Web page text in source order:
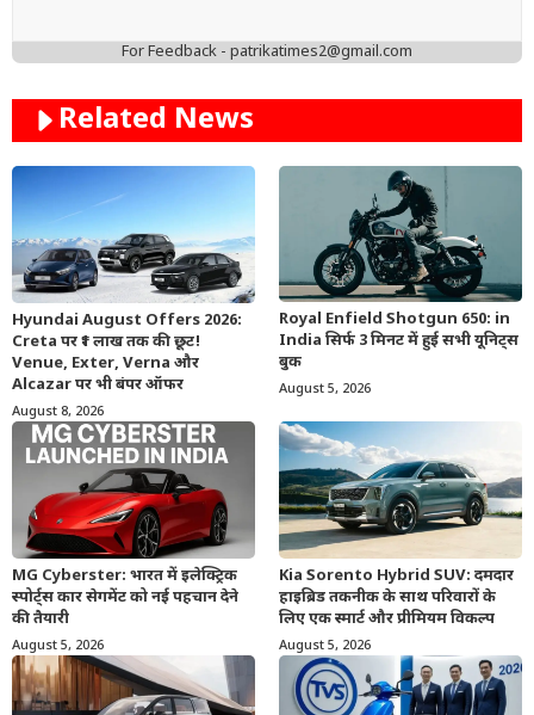
For Feedback - patrikatimes2@gmail.com
Related News
Hyundai August Offers 2026:
Creta पर ₹1 लाख तक की छूट!
Venue, Exter, Verna और
Alcazar पर भी बंपर ऑफर
August 8, 2026
Royal Enfield Shotgun 650: in
India सिर्फ 3 मिनट में हुई सभी यूनिट्स
बुक
August 5, 2026
MG Cyberster: भारत में इलेक्ट्रिक
स्पोर्ट्स कार सेगमेंट को नई पहचान देने
की तैयारी
August 5, 2026
Kia Sorento Hybrid SUV: दमदार
हाइब्रिड तकनीक के साथ परिवारों के
लिए एक स्मार्ट और प्रीमियम विकल्प
August 5, 2026